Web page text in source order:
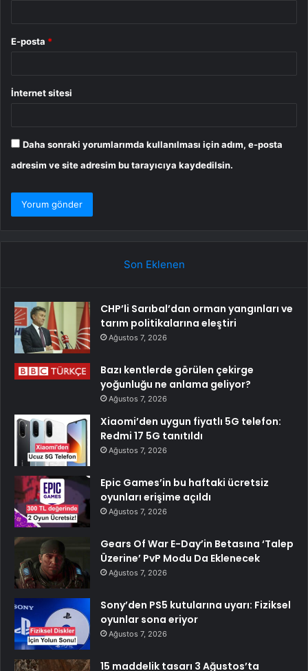
E-posta *
İnternet sitesi
Daha sonraki yorumlarımda kullanılması için adım, e-posta
adresim ve site adresim bu tarayıcıya kaydedilsin.
Son Eklenen
CHP’li Sarıbal’dan orman yangınları ve
tarım politikalarına eleştiri
Ağustos 7, 2026
Bazı kentlerde görülen çekirge
yoğunluğu ne anlama geliyor?
Ağustos 7, 2026
Xiaomi’den uygun fiyatlı 5G telefon:
Redmi 17 5G tanıtıldı
Ağustos 7, 2026
Epic Games’in bu haftaki ücretsiz
oyunları erişime açıldı
Ağustos 7, 2026
Gears Of War E-Day’in Betasına ‘Talep
Üzerine’ PvP Modu Da Eklenecek
Ağustos 7, 2026
Sony’den PS5 kutularına uyarı: Fiziksel
oyunlar sona eriyor
Ağustos 7, 2026
15 maddelik tasarı 3 Ağustos’ta